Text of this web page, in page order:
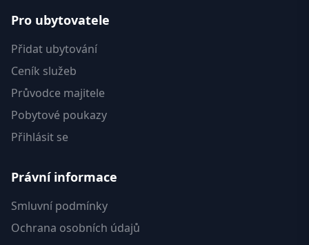
Pro ubytovatele
Přidat ubytování
Ceník služeb
Průvodce majitele
Pobytové poukazy
Přihlásit se
Právní informace
Smluvní podmínky
Ochrana osobních údajů